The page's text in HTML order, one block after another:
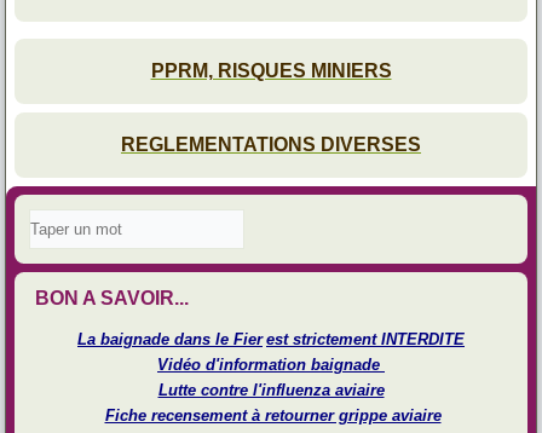
PPRM, RISQUES MINIERS
REGLEMENTATIONS DIVERSES
BON A SAVOIR...
La baignade dans le Fier est strictement INTERDITE
Vidéo d'information baignade
Lutte contre l'influenza aviaire
Fiche recensement à retourner grippe aviaire